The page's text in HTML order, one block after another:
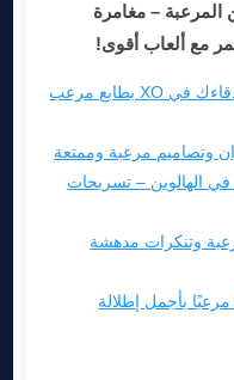
المرعبة – مغامرة
مع ألعاب أقوى!
لعبة هالوين تيك تاك توك – تحدى أصدقاءك في XO بطابع مرعب
وتصاميم مرعبة وممتعة
في الهالوين – تسريحات
وتنكرات مدهشة
بأجمل إطلالة